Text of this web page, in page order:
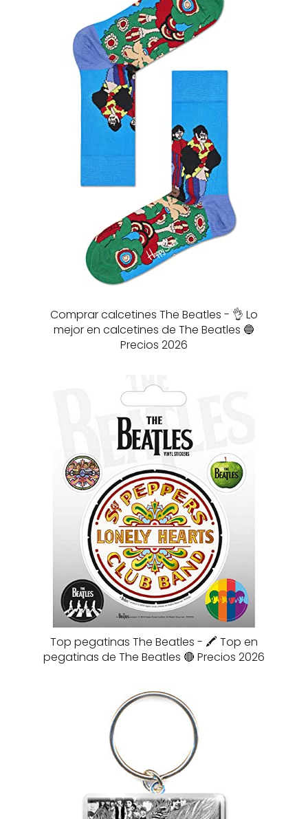
Comprar calcetines The Beatles - 👌 Lo
mejor en calcetines de The Beatles 🔵
Precios 2026
Top pegatinas The Beatles - 🖍️ Top en
pegatinas de The Beatles 🔴 Precios 2026